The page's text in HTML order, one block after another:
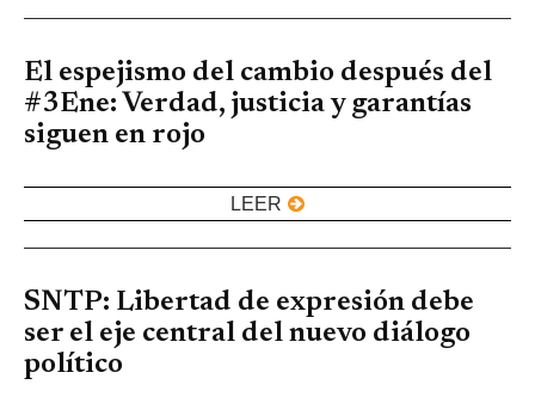
El espejismo del cambio después del
#3Ene: Verdad, justicia y garantías
siguen en rojo
LEER
SNTP: Libertad de expresión debe
ser el eje central del nuevo diálogo
político